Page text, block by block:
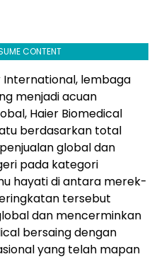
CONTENT
lembaga
menjadi acuan
Haier Biomedical
berdasarkan total
global dan
pada kategori
hayati di antara merek-
tersebut
dan mencerminkan
bersaing dengan
yang telah mapan